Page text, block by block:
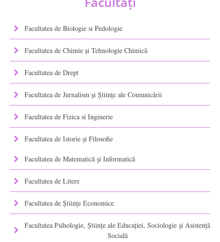
Facultatea de Biologie si Pedologie
Facultatea de Chimie şi Tehnologie Chimică
Facultatea de Drept
Facultatea de Jurnalism şi Ştiinţe ale Comunicării
Facultatea de Fizica si Inginerie
Facultatea de Istorie şi Filosofie
Facultatea de Matematică şi Informatică
Facultatea de Litere
Facultatea de Științe Economice
Facultatea Psihologie, Ştiinţe ale Educaţiei, Sociologie și Asistență
Socială